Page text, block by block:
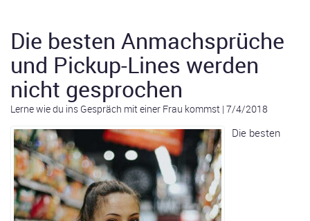
Die besten Anmachsprüche
und Pickup-Lines werden
nicht gesprochen
Lerne wie du ins Gespräch mit einer Frau kommst | 7/4/2018
Die besten